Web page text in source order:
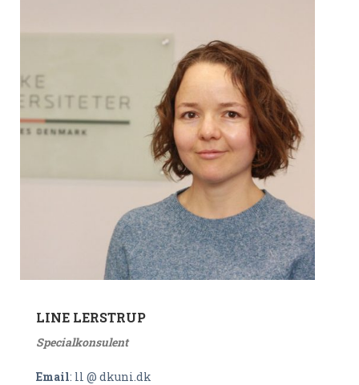
LINE LERSTRUP
Specialkonsulent
Email: ll @ dkuni.dk